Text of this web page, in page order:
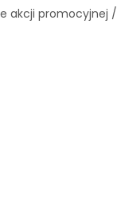
akcji promocyjnej